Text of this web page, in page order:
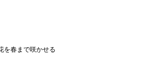
を春まで咲かせる